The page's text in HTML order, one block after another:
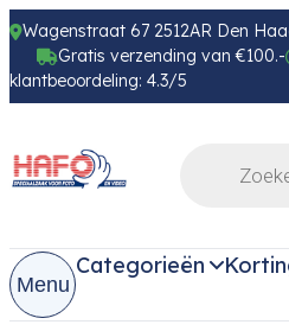
Wagenstraat 67 2512AR Den
Gratis verzending van €100.-
klantbeoordeling: 4.3/5
Menu
Categorieën